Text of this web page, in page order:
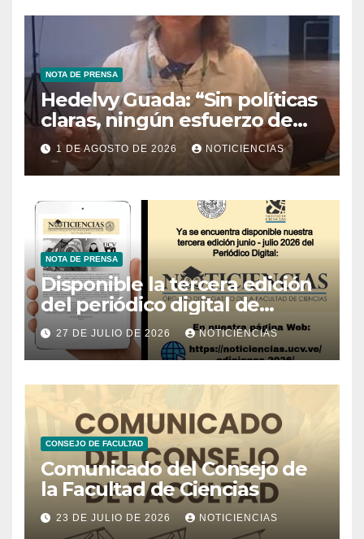
NOTA DE PRENSA
Hedelvy Guada: “Sin políticas
claras, ningún esfuerzo de
conservación rendirá frutos”
1 DE AGOSTO DE 2026 NOTICIENCIAS
NOTA DE PRENSA
Disponible la tercera edición
del periódico digital de
Noticiencias 2026
27 DE JULIO DE 2026 NOTICIENCIAS
CONSEJO DE FACULTAD
Comunicado del Consejo de
la Facultad de Ciencias
23 DE JULIO DE 2026 NOTICIENCIAS